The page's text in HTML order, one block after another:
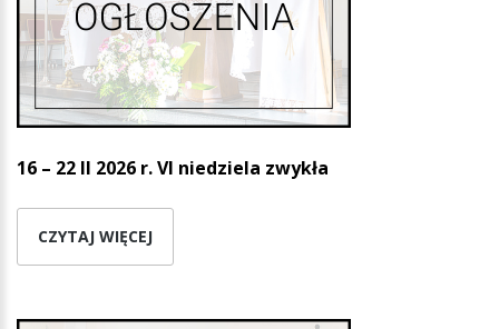
16 – 22 II 2026 r. VI niedziela zwykła
CZYTAJ WIĘCEJ